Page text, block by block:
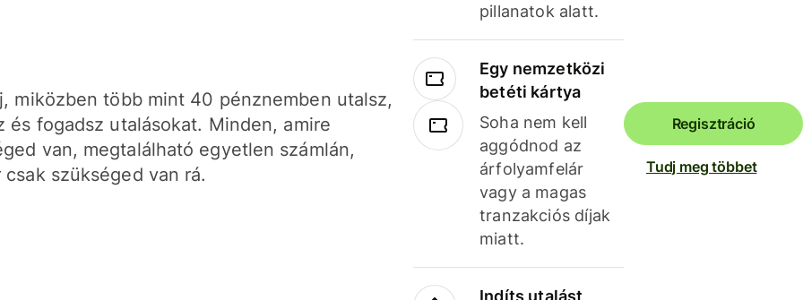
miközben több mint 40 pénznemben utalsz,
és fogadsz utalásokat. Minden, amire
van, megtalálható egyetlen számlán,
csak szükséged van rá.
pillanatok alatt.
Egy nemzetközi
betéti kártya
Soha nem kell
aggódnod az
árfolyamfelár
vagy a magas
tranzakciós díjak
miatt.
Indíts utalást
Regisztráció
Tudj meg többet